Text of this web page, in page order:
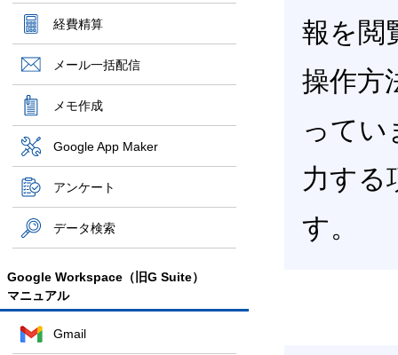
経費精算
メール一括配信
メモ作成
Google App Maker
アンケート
データ検索
Google Workspace（旧G Suite）
マニュアル
Gmail
報を閲
操作方
ってい
力する
す。